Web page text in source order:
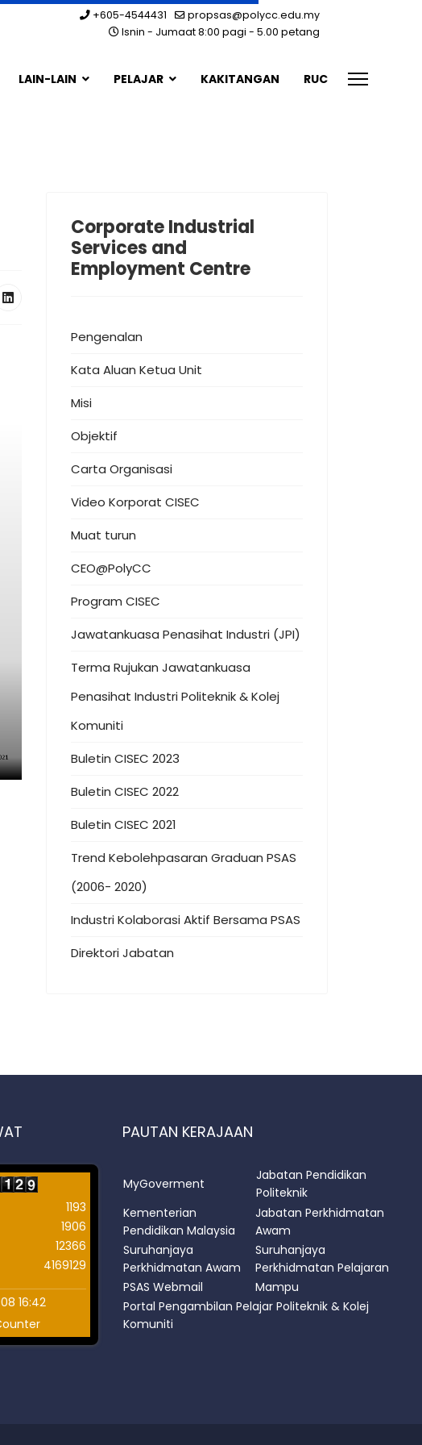
+605-4544431
propsas@polycc.edu.my
Isnin - Jumaat 8:00 pagi - 5.00 petang
LAIN-LAIN PELAJAR KAKITANGAN RUC
Corporate Industrial
Services and
Employment Centre
Pengenalan
Kata Aluan Ketua Unit
Misi
Objektif
Carta Organisasi
Video Korporat CISEC
Muat turun
CEO@PolyCC
Program CISEC
Jawatankuasa Penasihat Industri (JPI)
Terma Rujukan Jawatankuasa
Penasihat Industri Politeknik & Kolej
Komuniti
Buletin CISEC 2023
Buletin CISEC 2022
Buletin CISEC 2021
Trend Kebolehpasaran Graduan PSAS
(2006- 2020)
Industri Kolaborasi Aktif Bersama PSAS
Direktori Jabatan
1193
1906
12366
4169129
16:42
PAUTAN KERAJAAN
MyGoverment
Jabatan Pendidikan
Politeknik
Kementerian
Pendidikan Malaysia
Jabatan Perkhidmatan
Awam
Suruhanjaya
Perkhidmatan Awam
Suruhanjaya
Perkhidmatan Pelajaran
PSAS Webmail
Mampu
Portal Pengambilan Pelajar Politeknik & Kolej
Komuniti